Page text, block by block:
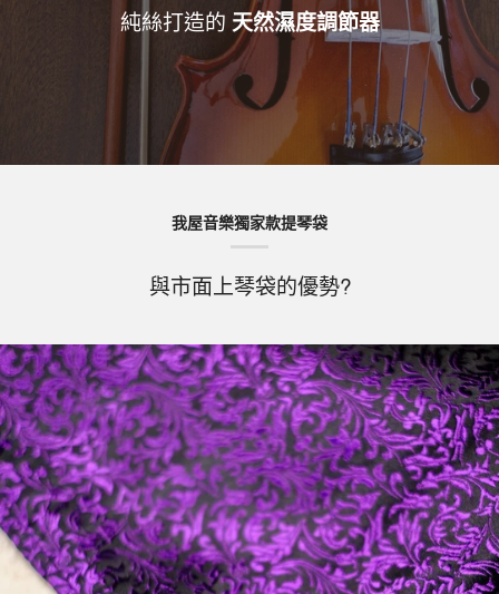
純絲打造的 天然濕度調節器
我屋音樂獨家款提琴袋
與市面上琴袋的優勢?